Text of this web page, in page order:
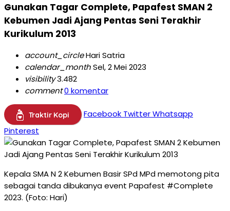
Gunakan Tagar Complete, Papafest SMAN 2
Kebumen Jadi Ajang Pentas Seni Terakhir
Kurikulum 2013
account_circleHari Satria
calendar_monthSel, 2 Mei 2023
visibility3.482
comment0 komentar
Traktir Kopi Facebook TwitterWhatsapp
Pinterest
Kepala SMA N 2 Kebumen Basir SPd MPd memotong pita
sebagai tanda dibukanya event Papafest #Complete
2023. (Foto: Hari)